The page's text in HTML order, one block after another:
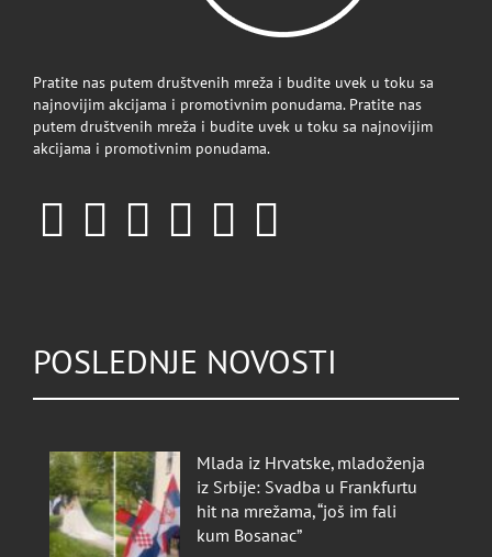
Pratite nas putem društvenih mreža i budite uvek u toku sa
najnovijim akcijama i promotivnim ponudama. Pratite nas
putem društvenih mreža i budite uvek u toku sa najnovijim
akcijama i promotivnim ponudama.
POSLEDNJE NOVOSTI
Mlada iz Hrvatske, mladoženja
iz Srbije: Svadba u Frankfurtu
hit na mrežama, “još im fali
kum Bosanac”